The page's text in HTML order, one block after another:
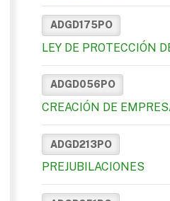
ADGD175PO
LEY DE PROTECCIÓN
ADGD056PO
CREACIÓN DE
ADGD213PO
PREJUBILACIONES